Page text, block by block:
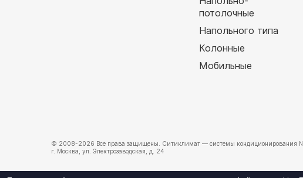
потолочные
Напольного типа
Колонные
Мобильные
© 2008-2026 Все права защищены. Ситиклимат — системы кондиционирования
г. Москва, ул. Электрозаводская, д. 24